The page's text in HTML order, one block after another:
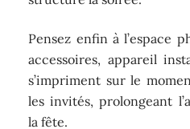
Pensez enfin à l’espace
accessoires, appareil
s’impriment sur le
les invités, prolongeant
la fête.